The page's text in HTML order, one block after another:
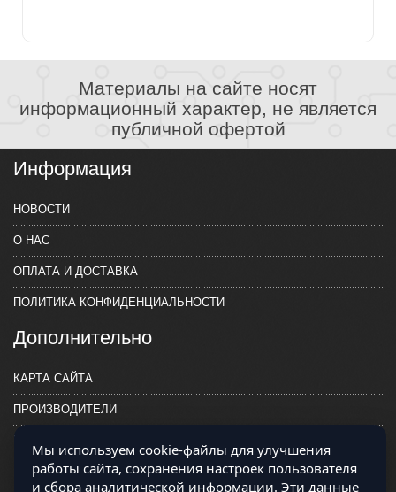
Материалы на сайте носят
информационный характер, не является
публичной офертой
Информация
НОВОСТИ
О НАС
ОПЛАТА И ДОСТАВКА
ПОЛИТИКА КОНФИДЕНЦИАЛЬНОСТИ
Дополнительно
КАРТА САЙТА
ПРОИЗВОДИТЕЛИ
КОНТАКТЫ
Мы используем cookie-файлы для улучшения
работы сайта, сохранения настроек пользователя
и сбора аналитической информации. Эти данные